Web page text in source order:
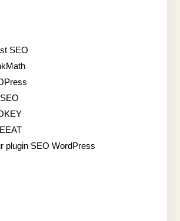
SEO
plugin SEO WordPress